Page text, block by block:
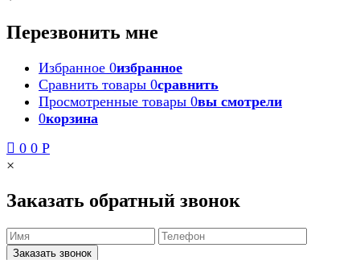
Перезвонить мне
Избранное 0избранное
Сравнить товары 0сравнить
Просмотренные товары 0вы смотрели
0корзина
0 0 Р
×
Заказать обратный звонок